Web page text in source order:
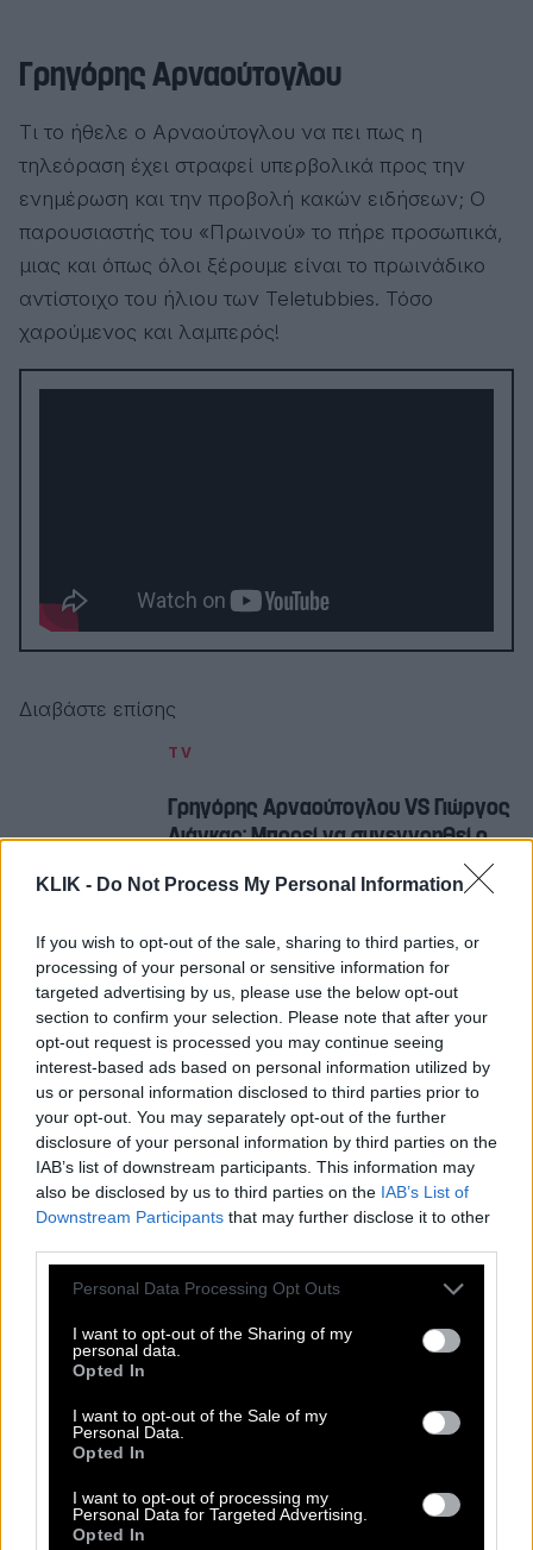
KLIK - Do Not Process My Personal Information
If you wish to opt-out of the sale, sharing to third parties, or
processing of your personal or sensitive information for
targeted advertising by us, please use the below opt-out
section to confirm your selection. Please note that after your
opt-out request is processed you may continue seeing
interest-based ads based on personal information utilized by
us or personal information disclosed to third parties prior to
your opt-out. You may separately opt-out of the further
disclosure of your personal information by third parties on the
IAB’s list of downstream participants. This information may
also be disclosed by us to third parties on the IAB’s List of
Downstream Participants that may further disclose it to other
Please note that this website/app uses one or more Google
not limited to your visit or usage behaviour. You may click to
grant or deny consent to Google and its third-party tags to
use your data for below specified purposes in below Google
consent section.
Personal Data Processing Opt Outs
I want to opt-out of the Sharing of my
personal data.
Opted In
I want to opt-out of the Sale of my
Personal Data.
Opted In
I want to opt-out of processing my
Personal Data for Targeted Advertising.
Opted In
Γρηγόρης Αρναούτογλου
Τι το ήθελε ο Αρναούτογλου να πει πως η
τηλεόραση έχει στραφεί υπερβολικά προς την
ενημέρωση και την προβολή κακών ειδήσεων; Ο
παρουσιαστής του «Πρωινού» το πήρε προσωπικά,
μιας και όπως όλοι ξέρουμε είναι το πρωινάδικο
αντίστοιχο του ήλιου των Teletubbies. Τόσο
χαρούμενος και λαμπερός!
Διαβάστε επίσης
TV
Γρηγόρης Αρναούτογλου VS Γιώργος
Λιάγκας: Μπορεί να συνεννοηθεί ο
σκαντζόχοιρος με τον τυρανόσαυρο
rex;
Σταύρος Μπαλάσκας
Δύο βουνά τσακώνονταν ή τι παθαίνεις όταν
κάνεις πανελίστες ανθρώπους χωρίς
δημοσιογραφική εκπαίδευση. Πάνε να σου φάνε τη
δουλειά! Αυτό βίωσε κι ο Λιάγκας με τον
«αστυνομικό αναλυτή» που δεν έβαζε γλώσσα
μέσα του και τον έβγαλε εκτός εαυτού: «Θες να με
Διαβάστε επίσης
Μπαλάσκας και η τηλεοπτική αγωγή